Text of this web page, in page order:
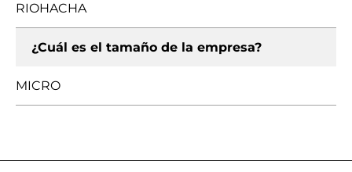
RIOHACHA
¿Cuál es el tamaño de la empresa?
MICRO